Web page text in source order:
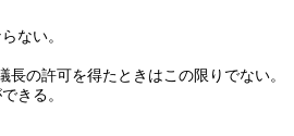
ない。
長の許可を得たときはこの限りでない。
きる。